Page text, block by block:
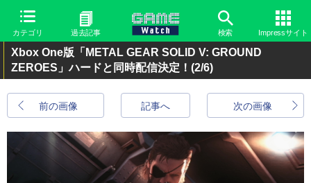
カテゴリ 過去記事 検索 Impressサイト
Xbox One版「METAL GEAR SOLID V: GROUND
ZEROES」ハードと同時配信決定！ (2/6)
前の画像 次の画像
記事へ